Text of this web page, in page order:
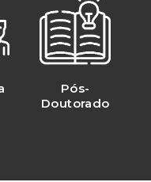
Pós-
Doutorado